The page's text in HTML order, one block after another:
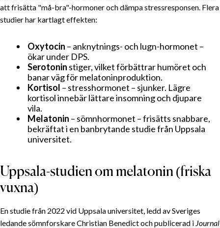
att frisätta "må-bra"-hormoner och dämpa stress­responsen. Flera
studier har kartlagt effekten:
Oxytocin – anknytnings- och lugn-hormonet –
ökar under DPS.
Serotonin stiger, vilket förbättrar humöret och
banar väg för melatonin­produktion.
Kortisol – stresshormonet – sjunker. Lägre
kortisol innebär lättare insomning och djupare
vila.
Melatonin – sömnhormonet – frisätts snabbare,
bekräftat i en banbrytande studie från Uppsala
universitet.
Uppsala-studien om melatonin (friska
vuxna)
En studie från 2022 vid Uppsala universitet, ledd av Sveriges
ledande sömnforskare Christian Benedict och publicerad i Journal